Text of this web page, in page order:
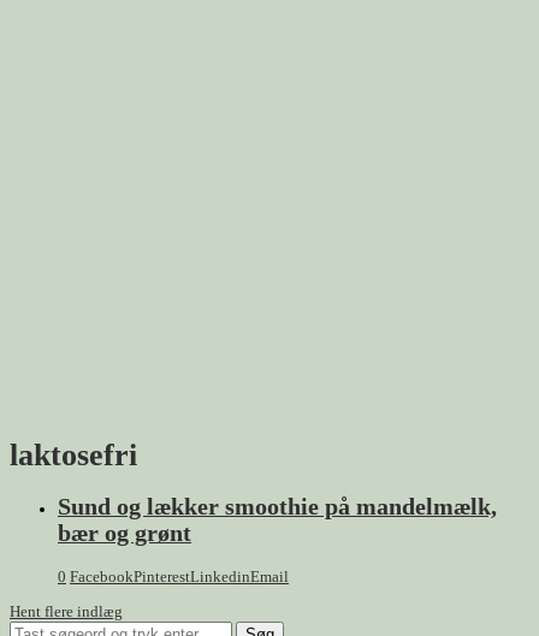
laktosefri
Sund og lækker smoothie på mandelmælk,
bær og grønt
0 FacebookPinterestLinkedinEmail
Hent flere indlæg